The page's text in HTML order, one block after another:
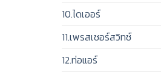
10.ไดเออร์
11.เพรสเชอร์สวิทช์
12.ท่อแอร์